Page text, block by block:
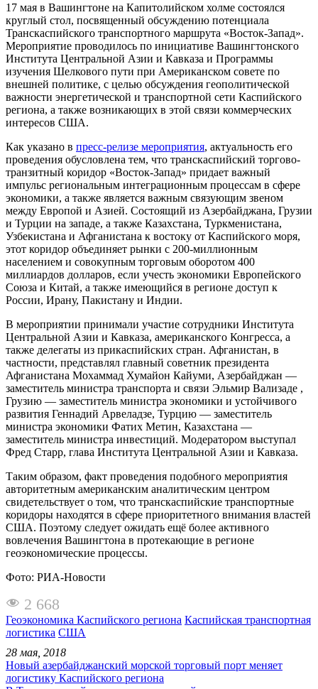
17 мая в Вашингтоне на Капитолийском холме состоялся
круглый стол, посвященный обсуждению потенциала
Транскаспийского транспортного маршрута «Восток-Запад».
Мероприятие проводилось по инициативе Вашингтонского
Института Центральной Азии и Кавказа и Программы
изучения Шелкового пути при Американском совете по
внешней политике, с целью обсуждения геополитической
важности энергетической и транспортной сети Каспийского
региона, а также возникающих в этой связи коммерческих
интересов США.
Как указано в пресс-релизе мероприятия, актуальность его
проведения обусловлена тем, что транскаспийский торгово-
транзитный коридор «Восток-Запад» придает важный
импульс региональным интеграционным процессам в сфере
экономики, а также является важным связующим звеном
между Европой и Азией. Состоящий из Азербайджана, Грузии
и Турции на западе, а также Казахстана, Туркменистана,
Узбекистана и Афганистана к востоку от Каспийского моря,
этот коридор объединяет рынки с 200-миллионным
населением и совокупным торговым оборотом 400
миллиардов долларов, если учесть экономики Европейского
Союза и Китай, а также имеющийся в регионе доступ к
России, Ирану, Пакистану и Индии.
В мероприятии принимали участие сотрудники Института
Центральной Азии и Кавказа, американского Конгресса, а
также делегаты из прикаспийских стран. Афганистан, в
частности, представлял главный советник президента
Афганистана Мохаммад Хумайон Кайуми, Азербайджан —
заместитель министра транспорта и связи Эльмир Вализаде ,
Грузию — заместитель министра экономики и устойчивого
развития Геннадий Арвеладзе, Турцию — заместитель
министра экономики Фатих Метин, Казахстана —
заместитель министра инвестиций. Модератором выступал
Фред Старр, глава Института Центральной Азии и Кавказа.
Таким образом, факт проведения подобного мероприятия
авторитетным американским аналитическим центром
свидетельствует о том, что транскаспийские транспортные
коридоры находятся в сфере приоритетного внимания властей
США. Поэтому следует ожидать ещё более активного
вовлечения Вашингтона в протекающие в регионе
геоэкономические процессы.
Фото: РИА-Новости
2 668
Геоэкономика Каспийского региона Каспийская транспортная
логистика США
28 мая, 2018
Новый азербайджанский морской торговый порт меняет
логистику Каспийского региона